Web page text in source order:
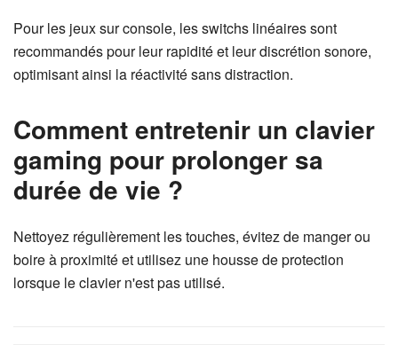
Pour les jeux sur console, les switchs linéaires sont
recommandés pour leur rapidité et leur discrétion sonore,
optimisant ainsi la réactivité sans distraction.
Comment entretenir un clavier
gaming pour prolonger sa
durée de vie ?
Nettoyez régulièrement les touches, évitez de manger ou
boire à proximité et utilisez une housse de protection
lorsque le clavier n'est pas utilisé.